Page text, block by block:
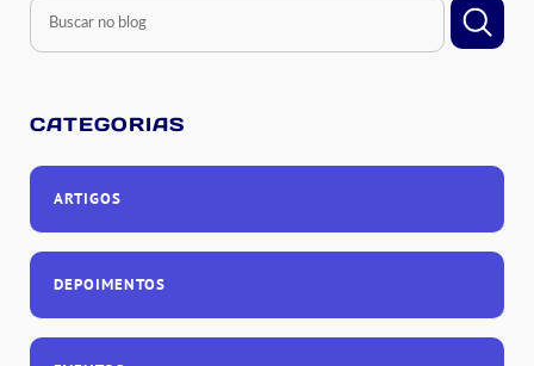
CATEGORIAS
ARTIGOS
DEPOIMENTOS